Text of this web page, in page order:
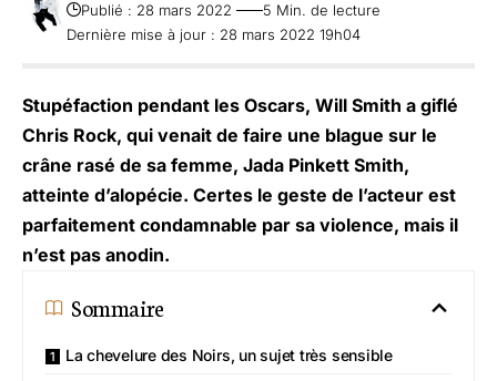
Dernière mise à jour : 28 mars 2022 19h04
Publié : 28 mars 2022
5 Min. de lecture
Stupéfaction pendant les Oscars, Will Smith a giflé
Chris Rock, qui venait de faire une blague sur le
crâne rasé de sa femme, Jada Pinkett Smith,
atteinte d’alopécie. Certes le geste de l’acteur est
parfaitement condamnable par sa violence, mais il
n’est pas anodin.
Sommaire
La chevelure des Noirs, un sujet très sensible